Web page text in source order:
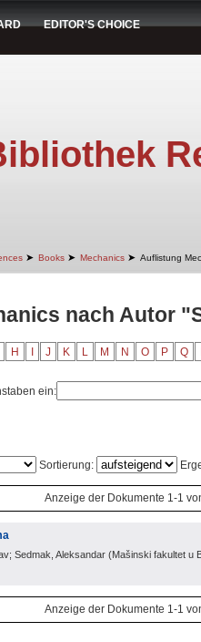
EDITOR'S CHOICE
➤ Books ➤ Mechanics ➤ Auflistung
nach Autor
H J K L M N O P Q
ein:
Sortierung:
Anzeige der Dokumente 1-1
Sedmak, Aleksandar (Mašinski fakultet u
Anzeige der Dokumente 1-1